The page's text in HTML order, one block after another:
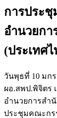
การประ
อำนวยก
(ประเทศ
วันพุธที่ 10 มก
ผอ.สพป.พิจิตร
อำนวยการสำ
ประชุมคณะกร